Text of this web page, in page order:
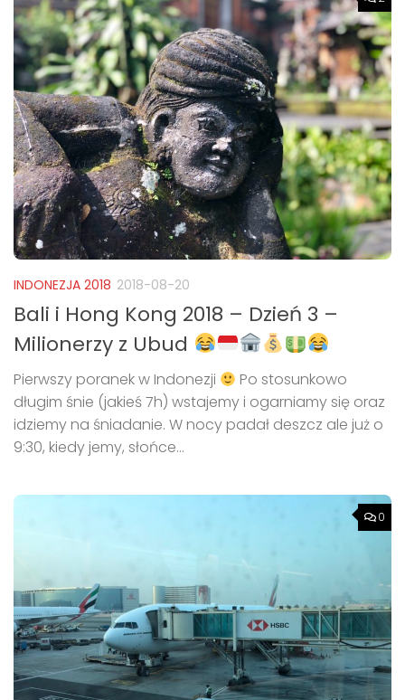
INDONEZJA 2018 2018-08-20
Bali i Hong Kong 2018 – Dzień 3 –
Milionerzy z Ubud
Pierwszy poranek w Indonezji
Po stosunkowo
długim śnie (jakieś 7h) wstajemy i ogarniamy się oraz
idziemy na śniadanie. W nocy padał deszcz ale już o
9:30, kiedy jemy, słońce...
0